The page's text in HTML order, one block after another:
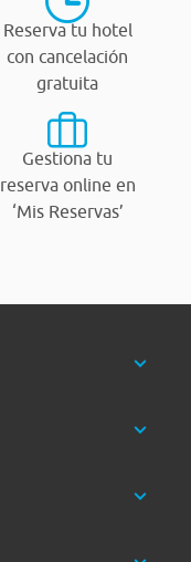
Reserva tu hotel
con cancelación
gratuita
Gestiona tu
reserva online en
‘Mis Reservas’